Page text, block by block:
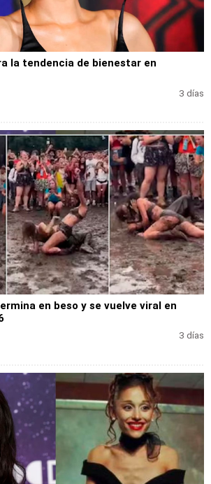
la tendencia de bienestar en
3 días
en beso y se vuelve viral en
3 días